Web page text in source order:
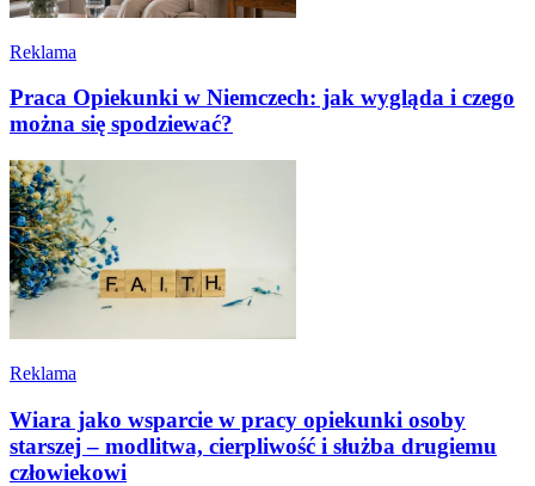
Reklama
Praca Opiekunki w Niemczech: jak wygląda i czego
można się spodziewać?
Reklama
Wiara jako wsparcie w pracy opiekunki osoby
starszej – modlitwa, cierpliwość i służba drugiemu
człowiekowi